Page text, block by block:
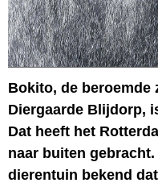
Bokito, de
Diergaarde Blijdorp,
Dat heeft het
naar buiten
dierentuin bekend